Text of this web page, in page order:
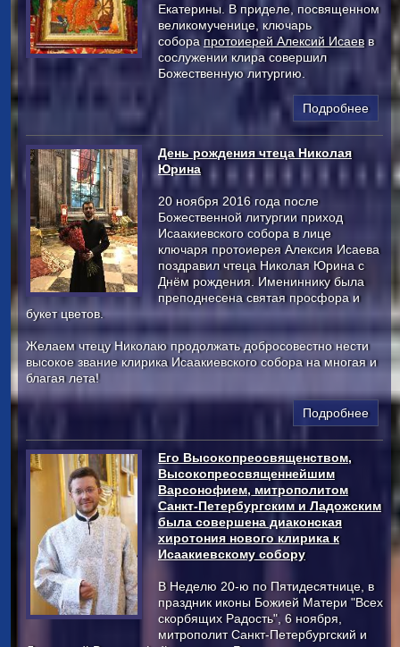
Екатерины. В приделе, посвященном
великомученице, ключарь
собора протоиерей Алексий Исаевв
сослужении клира совершил
Божественную литургию.
Подробнее
День рождения чтеца Николая
Юрина
20 ноября 2016 года после
Божественной литургии приход
Исаакиевского собора в лице
ключаря протоиерея Алексия Исаева
поздравил чтеца Николая Юрина с
Днём рождения. Имениннику была
преподнесена святая просфора и
букет цветов.
Желаем чтецу Николаю продолжать добросовестно нести
высокое звание клирика Исаакиевского собора на многая и
благая лета!
Подробнее
Его Высокопреосвященством,
Высокопреосвященнейшим
Варсонофием, митрополитом
Санкт-Петербургским и Ладожским
была совершена диаконская
хиротония нового клирика к
Исаакиевскому собору
В Неделю 20-ю по Пятидесятнице, в
праздник иконы Божией Матери "Всех
скорбящих Радость", 6 ноября,
митрополит Санкт-Петербургский и